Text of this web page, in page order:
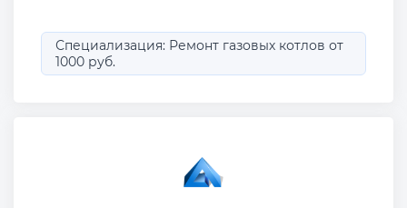
Специализация: Ремонт газовых котлов от
1000 руб.